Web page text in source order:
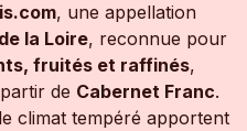
, une appellation
la Loire, reconnue pour
fruités et raffinés,
de Cabernet Franc.
climat tempéré apportent